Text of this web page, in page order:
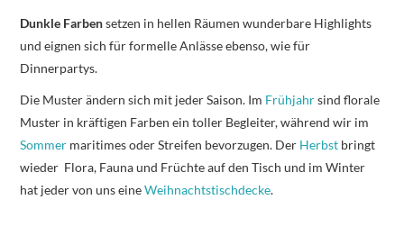
Dunkle Farbensetzen in hellen Räumen wunderbare Highlights
und eignen sich für formelle Anlässe ebenso, wie für
Dinnerpartys.
Die Muster ändern sich mit jeder Saison. Im Frühjahrsind florale
Muster in kräftigen Farben ein toller Begleiter, während wir im
Sommer maritimes oder Streifen bevorzugen. Der Herbst bringt
wieder Flora, Fauna und Früchte auf den Tisch und im Winter
hat jeder von uns eineWeihnachtstischdecke.